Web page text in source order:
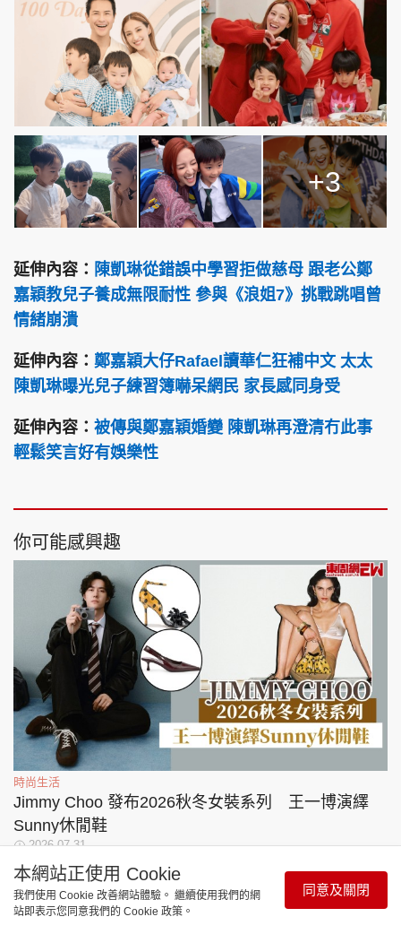
+3
延伸內容： 陳凱琳從錯誤中學習拒做慈母 跟老公鄭
嘉穎教兒子養成無限耐性 參與《浪姐7》挑戰跳唱曾
情緒崩潰
延伸內容： 鄭嘉穎大仔Rafael讀華仁狂補中文 太太
陳凱琳曝光兒子練習簿嚇呆網民 家長感同身受
延伸內容： 被傳與鄭嘉穎婚變 陳凱琳再澄清冇此事
輕鬆笑言好有娛樂性
你可能感興趣
時尚生活
Jimmy Choo 發布2026秋冬女裝系列 王一博演繹
Sunny休閒鞋
2026-07-31
本網站正使用 Cookie
我們使用 Cookie 改善網站體驗。 繼續使用我們的網
站即表示您同意我們的 Cookie 政策。
同意及關閉